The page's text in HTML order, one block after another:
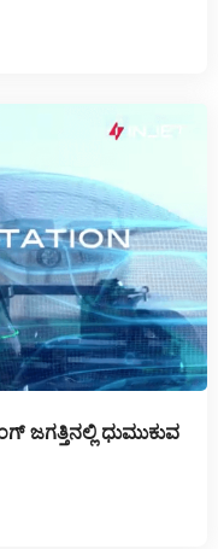
ಜಗತ್ತಿನಲ್ಲಿ ಧುಮುಕುವ